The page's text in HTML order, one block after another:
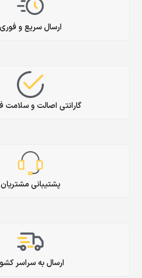
ارسال سریع و فوری
گارانتی اصالت و سلامت
پشتیبانی مشتریان
ارسال به سراسر